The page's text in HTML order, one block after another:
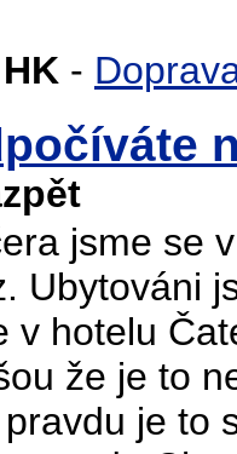
-
jsme se
Ubytováni
v hotelu
že je to
je to